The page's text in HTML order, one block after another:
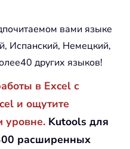
вами языке
Испанский, Немецкий,
других языков!
в Excel с
и ощутите
уровне. Kutools для
расширенных